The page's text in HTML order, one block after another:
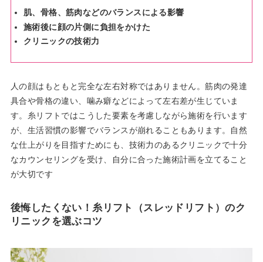
肌、骨格、筋肉などのバランスによる影響
施術後に顔の片側に負担をかけた
クリニックの技術力
人の顔はもともと完全な左右対称ではありません。筋肉の発達
具合や骨格の違い、噛み癖などによって左右差が生じていま
す。糸リフトではこうした要素を考慮しながら施術を行います
が、生活習慣の影響でバランスが崩れることもあります。自然
な仕上がりを目指すためにも、技術力のあるクリニックで十分
なカウンセリングを受け、自分に合った施術計画を立てること
が大切です
後悔したくない！糸リフト（スレッドリフト）のク
リニックを選ぶコツ